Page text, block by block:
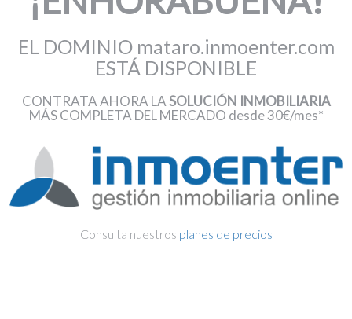
EL DOMINIO mataro.inmoenter.com
ESTÁ DISPONIBLE
CONTRATA AHORA LASOLUCIÓN INMOBILIARIA
MÁS COMPLETA DEL MERCADO desde 30€/mes*
Consulta nuestros planes de precios